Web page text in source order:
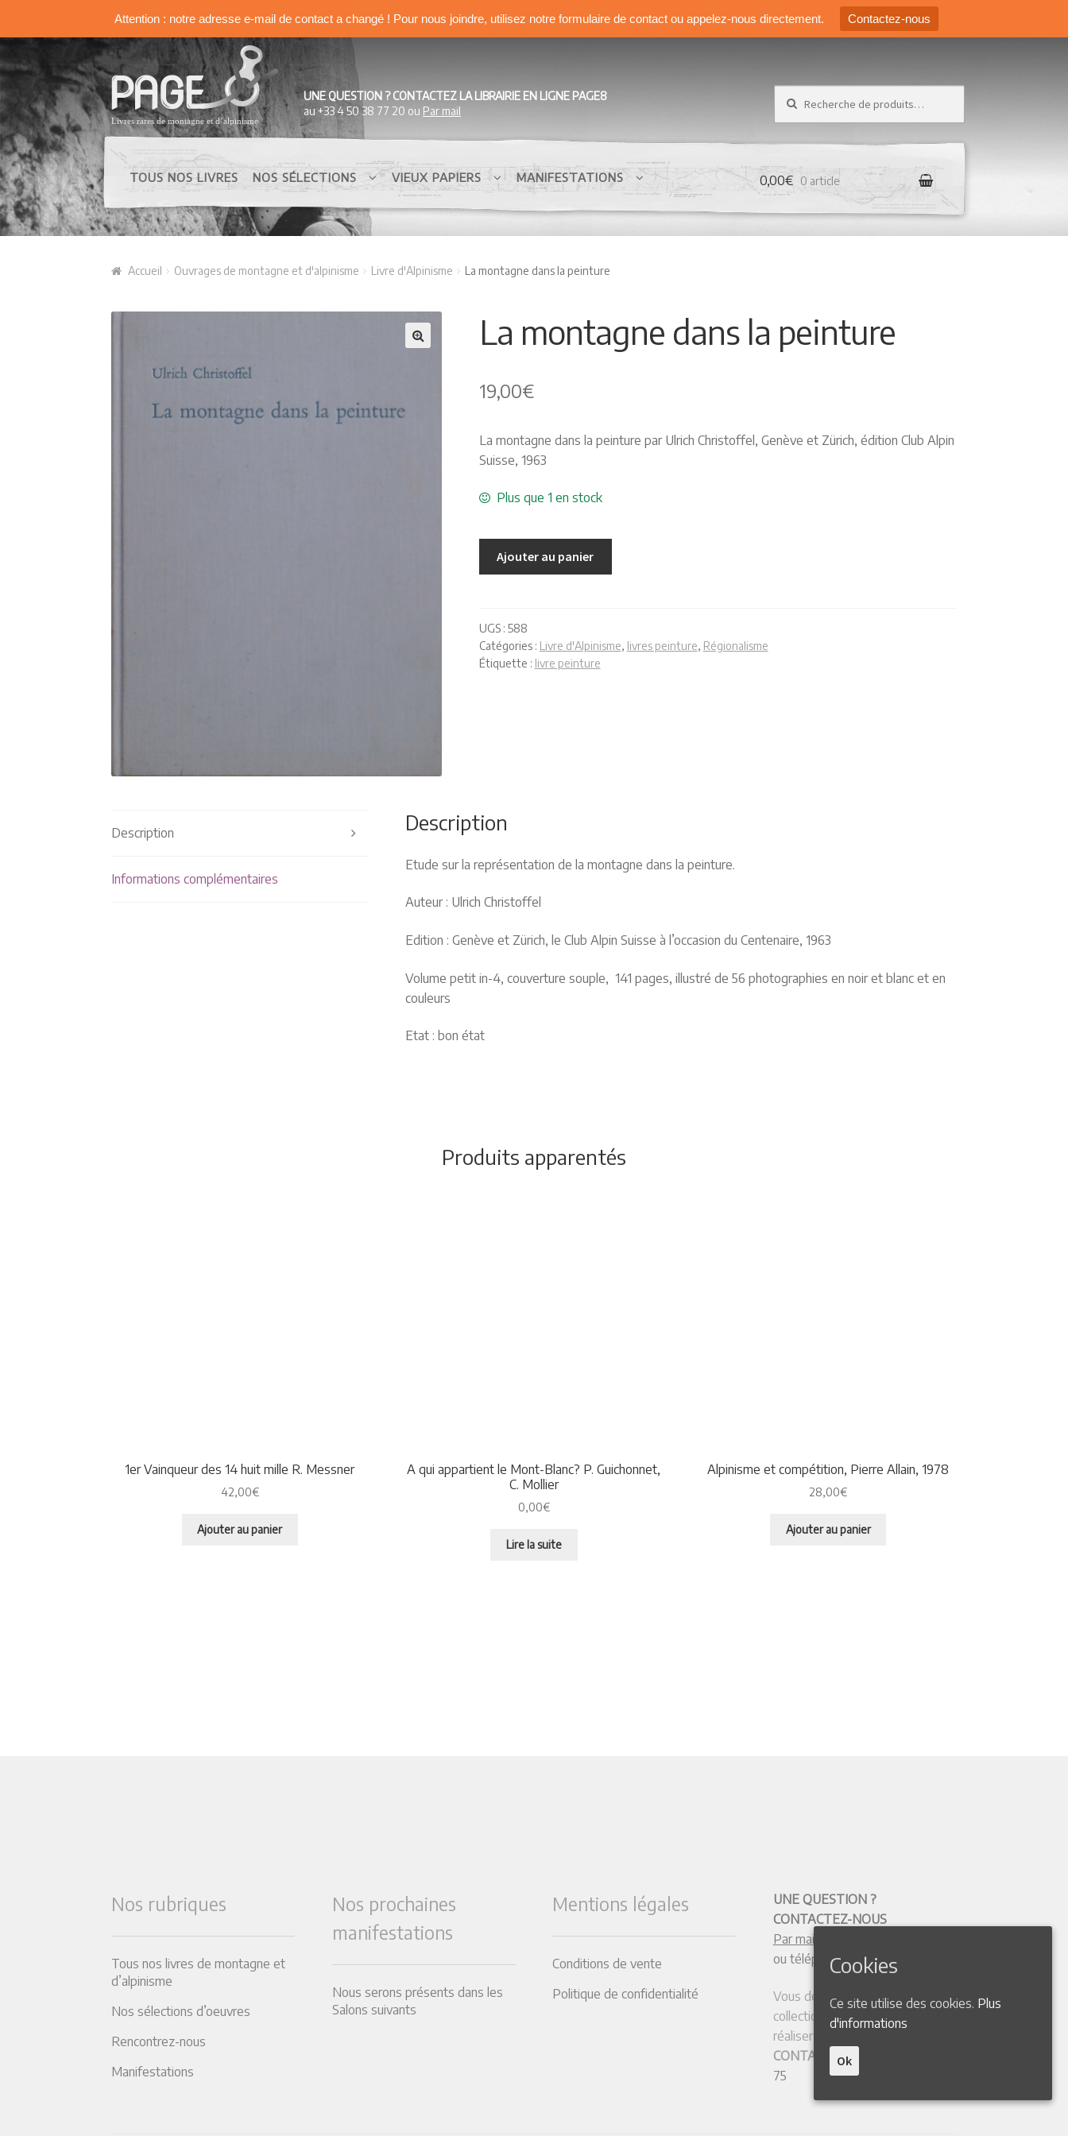
Attention : notre adresse e-mail de contact a changé ! Pour nous joindre, utilisez notre formulaire de contact ou appelez-nous directement. Contactez-nous
Aller à la navigation
Aller au contenu
UNE QUESTION ? CONTACTEZ LA LIBRAIRIE EN LIGNE PAGE8
au +33 4 50 38 77 20 ou Par mail
TOUS NOS LIVRES NOS SÉLECTIONS VIEUX PAPIERS MANIFESTATIONS 0,00€ 0 article
Accueil Ouvrages de montagne et d'alpinisme Livre d'Alpinisme La montagne dans la peinture
La montagne dans la peinture
19,00€
La montagne dans la peinture par Ulrich Christoffel, Genève et Zürich, édition Club Alpin
Suisse, 1963
Plus que 1 en stock
Ajouter au panier
UGS : 588
Catégories : Livre d'Alpinisme, livres peinture, Régionalisme
Étiquette : livre peinture
Description
Informations complémentaires
Description
Etude sur la représentation de la montagne dans la peinture.
Auteur : Ulrich Christoffel
Edition : Genève et Zürich, le Club Alpin Suisse à l’occasion du Centenaire, 1963
Volume petit in-4, couverture souple, 141 pages, illustré de 56 photographies en noir et blanc et en
couleurs
Etat : bon état
Produits apparentés
1er Vainqueur des 14 huit mille R. Messner
42,00€
Ajouter au panier
A qui appartient le Mont-Blanc? P. Guichonnet,
C. Mollier
0,00€
Lire la suite
Alpinisme et compétition, Pierre Allain, 1978
28,00€
Ajouter au panier
Nos rubriques
Tous nos livres de montagne et
d’alpinisme
Nos sélections d’oeuvres
Rencontrez-nous
Manifestations
Nos prochaines
manifestations
Nous serons présents dans les
Salons suivants
Mentions légales
Conditions de vente
Politique de confidentialité
UNE QUESTION ?
CONTACTEZ-NOUS
Par mail
ou téléphone : +33 4 50 38 77 20
Vous désirez vendre votre
collection ou quelques ouvrages,
réaliser une expertise ?
CONTACTEZle
75
Cookies
Ce site utilise des cookies. Plus
d'informations
Ok